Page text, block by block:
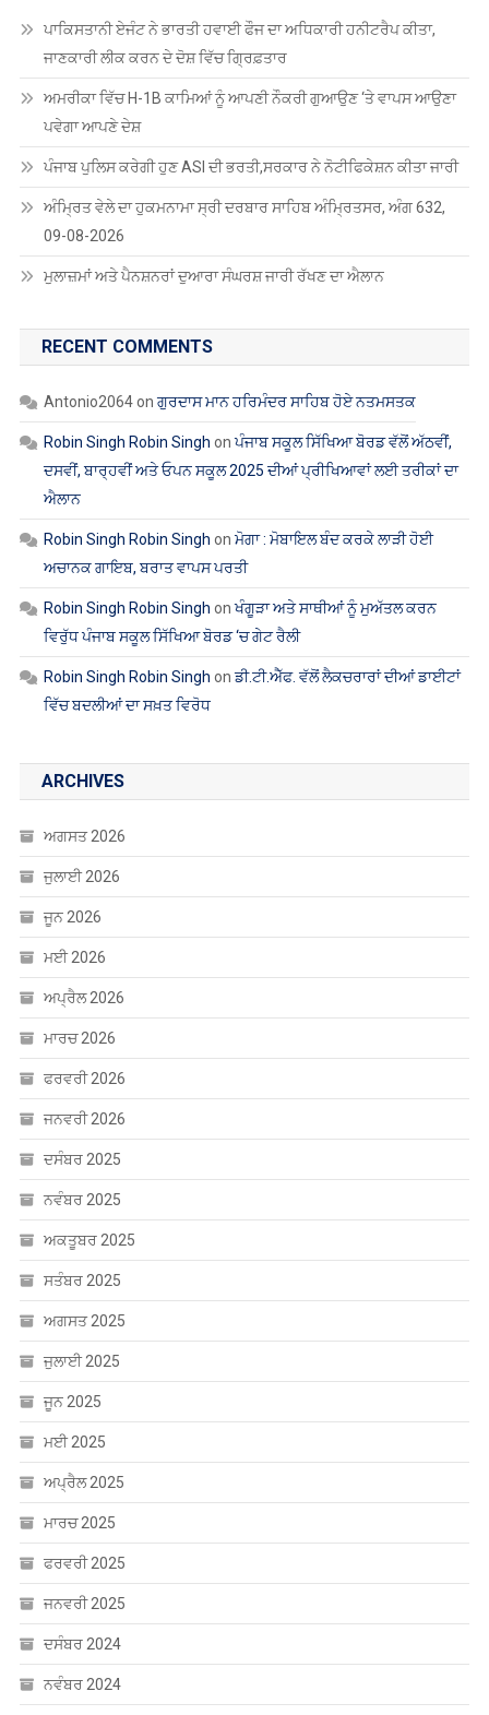
ਪਾਕਿਸਤਾਨੀ ਏਜੰਟ ਨੇ ਭਾਰਤੀ ਹਵਾਈ ਫੌਜ ਦਾ ਅਧਿਕਾਰੀ ਹਨੀਟਰੈਪ ਕੀਤਾ,
ਜਾਣਕਾਰੀ ਲੀਕ ਕਰਨ ਦੇ ਦੋਸ਼ ਵਿੱਚ ਗ੍ਰਿਫ਼ਤਾਰ
ਅਮਰੀਕਾ ਵਿੱਚ H-1B ਕਾਮਿਆਂ ਨੂੰ ਆਪਣੀ ਨੌਕਰੀ ਗੁਆਉਣ ‘ਤੇ ਵਾਪਸ ਆਉਣਾ
ਪਵੇਗਾ ਆਪਣੇ ਦੇਸ਼
ਪੰਜਾਬ ਪੁਲਿਸ ਕਰੇਗੀ ਹੁਣ ASI ਦੀ ਭਰਤੀ,ਸਰਕਾਰ ਨੇ ਨੋਟੀਫਿਕੇਸ਼ਨ ਕੀਤਾ ਜਾਰੀ
ਅੰਮ੍ਰਿਤ ਵੇਲੇ ਦਾ ਹੁਕਮਨਾਮਾ ਸ੍ਰੀ ਦਰਬਾਰ ਸਾਹਿਬ ਅੰਮ੍ਰਿਤਸਰ, ਅੰਗ 632,
09-08-2026
ਮੁਲਾਜ਼ਮਾਂ ਅਤੇ ਪੈਨਸ਼ਨਰਾਂ ਦੁਆਰਾ ਸੰਘਰਸ਼ ਜਾਰੀ ਰੱਖਣ ਦਾ ਐਲਾਨ
RECENT COMMENTS
Antonio2064on ਗੁਰਦਾਸ ਮਾਨ ਹਰਿਮੰਦਰ ਸਾਹਿਬ ਹੋਏ ਨਤਮਸਤਕ
Robin Singh Robin Singh onਪੰਜਾਬ ਸਕੂਲ ਸਿੱਖਿਆ ਬੋਰਡ ਵੱਲੋਂ ਅੱਠਵੀਂ,
ਦਸਵੀਂ, ਬਾਰ੍ਹਵੀਂ ਅਤੇ ਓਪਨ ਸਕੂਲ 2025 ਦੀਆਂ ਪ੍ਰੀਖਿਆਵਾਂ ਲਈ ਤਰੀਕਾਂ ਦਾ
ਐਲਾਨ
Robin Singh Robin Singh on ਮੋਗਾ : ਮੋਬਾਇਲ ਬੰਦ ਕਰਕੇ ਲਾੜੀ ਹੋਈ
ਅਚਾਨਕ ਗਾਇਬ, ਬਰਾਤ ਵਾਪਸ ਪਰਤੀ
Robin Singh Robin Singh onਖੰਗੂੜਾ ਅਤੇ ਸਾਥੀਆਂ ਨੂੰ ਮੁਅੱਤਲ ਕਰਨ
ਵਿਰੁੱਧ ਪੰਜਾਬ ਸਕੂਲ ਸਿੱਖਿਆ ਬੋਰਡ ‘ਚ ਗੇਟ ਰੈਲੀ
Robin Singh Robin Singh onਡੀ.ਟੀ.ਐੱਫ. ਵੱਲੋਂ ਲੈਕਚਰਾਰਾਂ ਦੀਆਂ ਡਾਈਟਾਂ
ਵਿੱਚ ਬਦਲੀਆਂ ਦਾ ਸਖ਼ਤ ਵਿਰੋਧ
ARCHIVES
ਅਗਸਤ 2026
ਜੁਲਾਈ 2026
ਜੂਨ 2026
ਮਈ 2026
ਅਪ੍ਰੈਲ 2026
ਮਾਰਚ 2026
ਫਰਵਰੀ 2026
ਜਨਵਰੀ 2026
ਦਸੰਬਰ 2025
ਨਵੰਬਰ 2025
ਅਕਤੂਬਰ 2025
ਸਤੰਬਰ 2025
ਅਗਸਤ 2025
ਜੁਲਾਈ 2025
ਜੂਨ 2025
ਮਈ 2025
ਅਪ੍ਰੈਲ 2025
ਮਾਰਚ 2025
ਫਰਵਰੀ 2025
ਜਨਵਰੀ 2025
ਦਸੰਬਰ 2024
ਨਵੰਬਰ 2024